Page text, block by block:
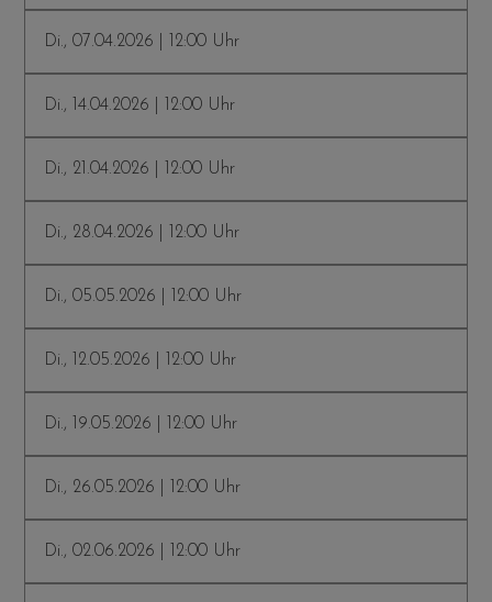
Di., 07.04.2026 | 12:00 Uhr
Di., 14.04.2026 | 12:00 Uhr
Di., 21.04.2026 | 12:00 Uhr
Di., 28.04.2026 | 12:00 Uhr
Di., 05.05.2026 | 12:00 Uhr
Di., 12.05.2026 | 12:00 Uhr
Di., 19.05.2026 | 12:00 Uhr
Di., 26.05.2026 | 12:00 Uhr
Di., 02.06.2026 | 12:00 Uhr